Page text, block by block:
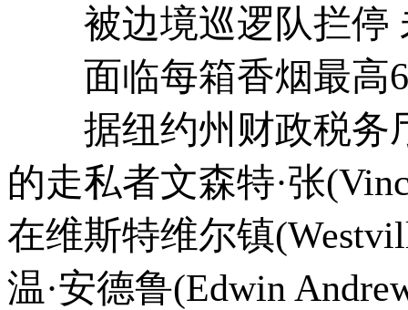
被边境巡逻队拦停
面临每箱香烟最高
据纽约州财政税务
的走私者文森特·张
在维斯特维尔镇
温·安德鲁(Edwin